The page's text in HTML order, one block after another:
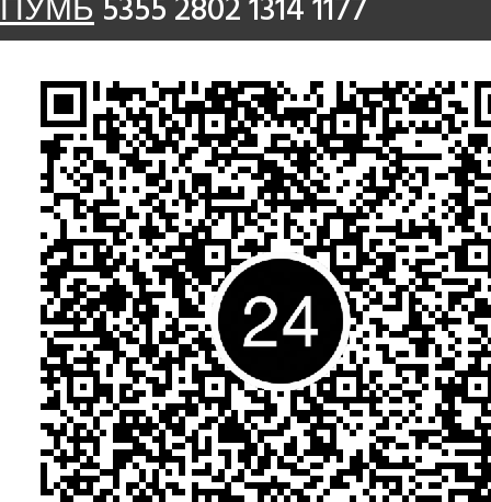
ПУМБ5355 2802 1314 1177